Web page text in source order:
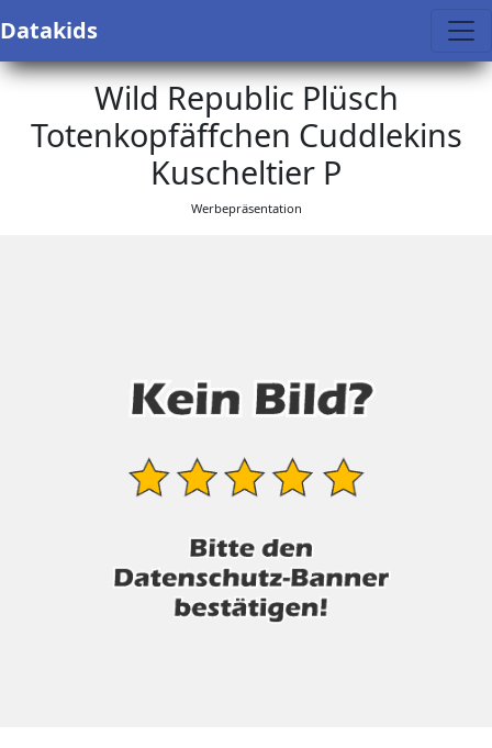
Datakids
Wild Republic Plüsch
Totenkopfäffchen Cuddlekins
Kuscheltier P
Werbepräsentation